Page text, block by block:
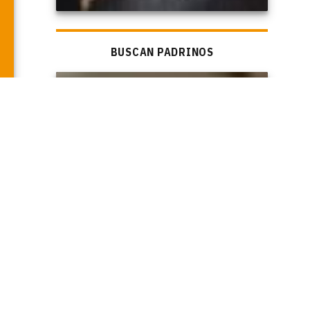
BUSCAN PADRINOS